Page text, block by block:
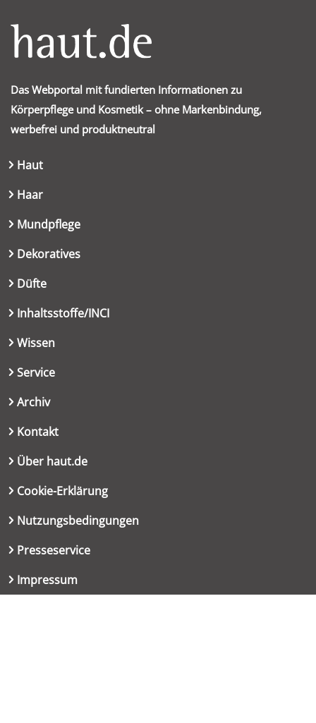
Das Webportal mit fundierten Informationen zu
Körperpflege und Kosmetik – ohne Markenbindung,
werbefrei und produktneutral
Haut
Haar
Mundpflege
Dekoratives
Düfte
Inhaltsstoffe/INCI
Wissen
Service
Archiv
Kontakt
Über haut.de
Cookie-Erklärung
Nutzungsbedingungen
Presseservice
Impressum